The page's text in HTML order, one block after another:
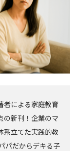
者による家庭教育
新刊！企業のマ
系立てた実践的教
パだからデキる子